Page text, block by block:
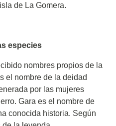
de La Gomera.
especies
nombres propios de la
el nombre de la deidad
por las mujeres
Gara es el nombre de
conocida historia. Según